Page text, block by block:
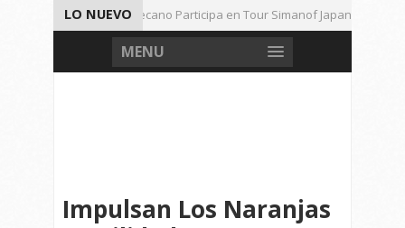
LO NUEVO
Universitario Zacatecano Participa en Tour Simanof Japan 2026
Implementa SAMA Estrategia de Reciclaje con Empresa PetStar
MENU
Impulsan Los Naranjas